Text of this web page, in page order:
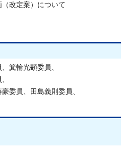
改定案）について
箕輪光顕委員、
委員、田島義則委員、